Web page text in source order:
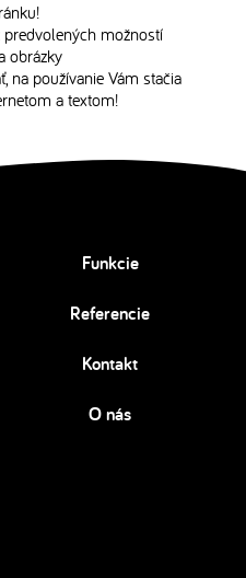
možností
obrázky
na používanie Vám stačia
a textom!
Funkcie
Referencie
Kontakt
O nás